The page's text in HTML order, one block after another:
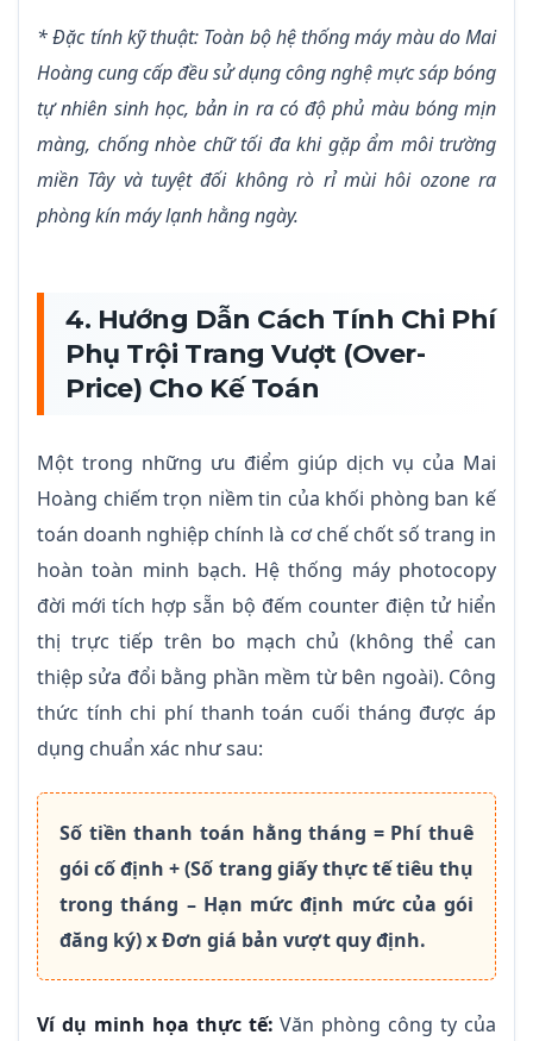
* Đặc tính kỹ thuật: Toàn bộ hệ thống máy màu do Mai
Hoàng cung cấp đều sử dụng công nghệ mực sáp bóng
tự nhiên sinh học, bản in ra có độ phủ màu bóng mịn
màng, chống nhòe chữ tối đa khi gặp ẩm môi trường
miền Tây và tuyệt đối không rò rỉ mùi hôi ozone ra
phòng kín máy lạnh hằng ngày.
4. Hướng Dẫn Cách Tính Chi Phí
Phụ Trội Trang Vượt (Over-
Price) Cho Kế Toán
Một trong những ưu điểm giúp dịch vụ của Mai
Hoàng chiếm trọn niềm tin của khối phòng ban kế
toán doanh nghiệp chính là cơ chế chốt số trang in
hoàn toàn minh bạch. Hệ thống máy photocopy
đời mới tích hợp sẵn bộ đếm counter điện tử hiển
thị trực tiếp trên bo mạch chủ (không thể can
thiệp sửa đổi bằng phần mềm từ bên ngoài). Công
thức tính chi phí thanh toán cuối tháng được áp
dụng chuẩn xác như sau:
Số tiền thanh toán hằng tháng = Phí thuê
gói cố định + (Số trang giấy thực tế tiêu thụ
trong tháng – Hạn mức định mức của gói
đăng ký) x Đơn giá bản vượt quy định.
Ví dụ minh họa thực tế: Văn phòng công ty của